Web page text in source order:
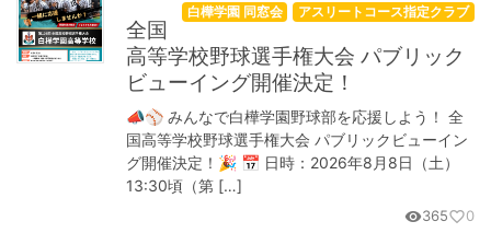
アスリートコース指定クラブ
白樺学園 同窓会
全国
高等学校野球選手権大会 パブリック
ビューイング開催決定！
📣⚾ みんなで白樺学園野球部を応援しよう！ 全
国高等学校野球選手権大会 パブリックビューイン
グ開催決定！🎉 📅 日時：2026年8月8日（土）
13:30頃（第 […]
visibility365favorite_border0